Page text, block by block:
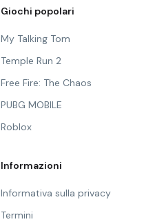
Giochi popolari
My Talking Tom
Temple Run 2
Free Fire: The Chaos
PUBG MOBILE
Roblox
Informazioni
Informativa sulla privacy
Termini